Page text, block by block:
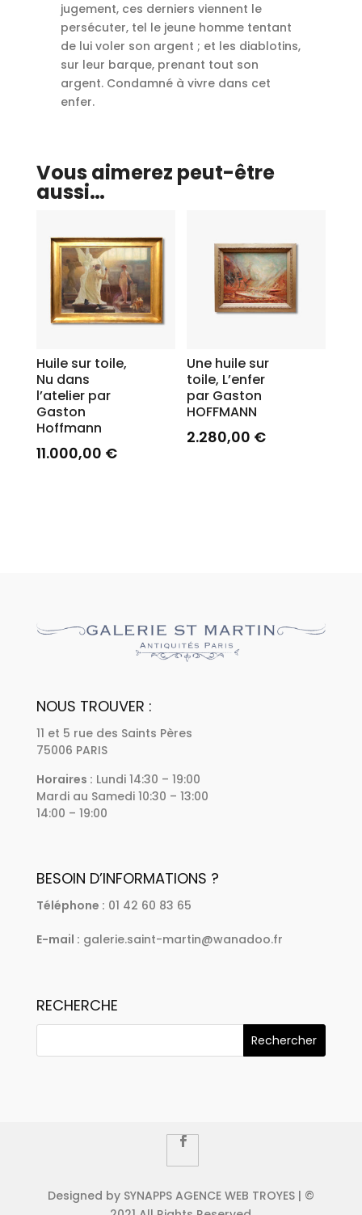
jugement, ces derniers viennent le
persécuter, tel le jeune homme tentant
de lui voler son argent ; et les diablotins,
sur leur barque, prenant tout son
argent.Condamné à vivre dans cet
enfer.
Vous aimerez peut-être
aussi…
Huile sur toile,
Nu dans
l’atelier par
Gaston
Hoffmann
11.000,00 €
Une huile sur
toile, L’enfer
par Gaston
HOFFMANN
2.280,00 €
NOUS TROUVER :
11 et 5 rue des Saints Pères
75006 PARIS
Horaires : Lundi 14:30 – 19:00
Mardi au Samedi 10:30 – 13:00
14:00 – 19:00
BESOIN D’INFORMATIONS ?
Téléphone : 01 42 60 83 65
E-mail : galerie.saint-martin@wanadoo.fr
RECHERCHE
Designed by SYNAPPS AGENCE WEB TROYES | ©